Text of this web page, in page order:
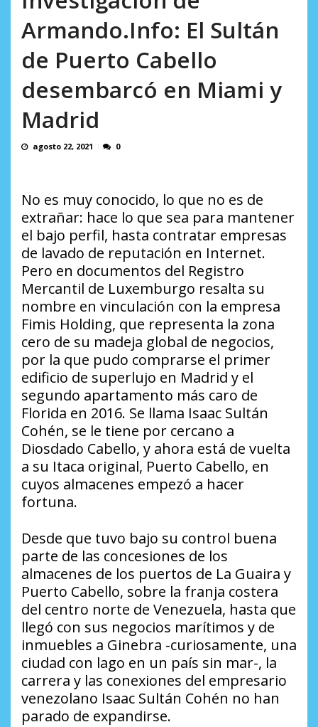
Armando.Info: El Sultán
de Puerto Cabello
desembarcó en Miami y
Madrid
agosto 22, 2021 0
No es muy conocido, lo que no es de
extrañar: hace lo que sea para mantener
el bajo perfil, hasta contratar empresas
de lavado de reputación en Internet.
Pero en documentos del Registro
Mercantil de Luxemburgo resalta su
nombre en vinculación con la empresa
Fimis Holding, que representa la zona
cero de su madeja global de negocios,
por la que pudo comprarse el primer
edificio de superlujo en Madrid y el
segundo apartamento más caro de
Florida en 2016. Se llama Isaac Sultán
Cohén, se le tiene por cercano a
Diosdado Cabello, y ahora está de vuelta
a su Itaca original, Puerto Cabello, en
cuyos almacenes empezó a hacer
fortuna.
Desde que tuvo bajo su control buena
parte de las concesiones de los
almacenes de los puertos de La Guaira y
Puerto Cabello, sobre la franja costera
del centro norte de Venezuela, hasta que
llegó con sus negocios marítimos y de
inmuebles a Ginebra -curiosamente, una
ciudad con lago en un país sin mar-, la
carrera y las conexiones del empresario
venezolano Isaac Sultán Cohén no han
parado de expandirse.